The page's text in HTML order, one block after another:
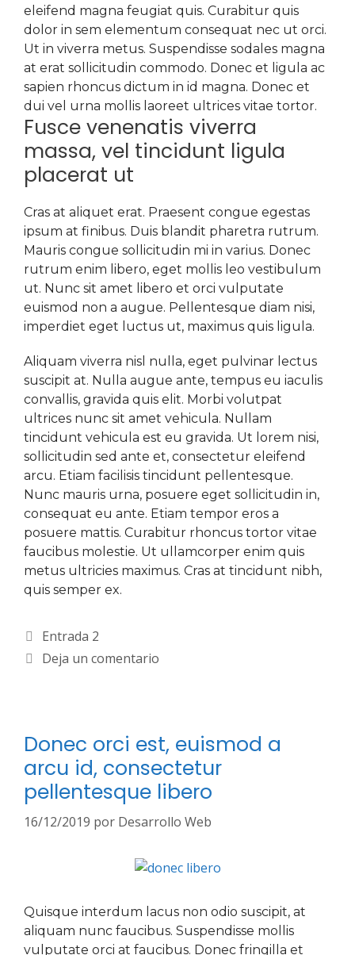
eleifend magna feugiat quis. Curabitur quis
dolor in sem elementum consequat nec ut orci.
Ut in viverra metus. Suspendisse sodales magna
at erat sollicitudin commodo. Donec et ligula ac
sapien rhoncus dictum in id magna. Donec et
dui vel urna mollis laoreet ultrices vitae tortor.
Fusce venenatis viverra
massa, vel tincidunt ligula
placerat ut
Cras at aliquet erat. Praesent congue egestas
ipsum at finibus. Duis blandit pharetra rutrum.
Mauris congue sollicitudin mi in varius. Donec
rutrum enim libero, eget mollis leo vestibulum
ut. Nunc sit amet libero et orci vulputate
euismod non a augue. Pellentesque diam nisi,
imperdiet eget luctus ut, maximus quis ligula.
Aliquam viverra nisl nulla, eget pulvinar lectus
suscipit at. Nulla augue ante, tempus eu iaculis
convallis, gravida quis elit. Morbi volutpat
ultrices nunc sit amet vehicula. Nullam
tincidunt vehicula est eu gravida. Ut lorem nisi,
sollicitudin sed ante et, consectetur eleifend
arcu. Etiam facilisis tincidunt pellentesque.
Nunc mauris urna, posuere eget sollicitudin in,
consequat eu ante. Etiam tempor eros a
posuere mattis. Curabitur rhoncus tortor vitae
faucibus molestie. Ut ullamcorper enim quis
metus ultricies maximus. Cras at tincidunt nibh,
quis semper ex.
Entrada 2
Deja un comentario
Donec orci est, euismod a
arcu id, consectetur
pellentesque libero
16/12/2019 por Desarrollo Web
Quisque interdum lacus non odio suscipit, at
aliquam nunc faucibus. Suspendisse mollis
vulputate orci at faucibus. Donec fringilla et